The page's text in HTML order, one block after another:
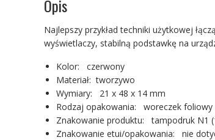
Opis
Najlepszy przykład techniki użytkowej
wyświetlaczy, stabilną podstawkę na
Kolor: czerwony
Materiał: tworzywo
Wymiary: 21 x 48 x 14 mm
Rodzaj opakowania: woreczek foliowy
Znakowanie produktu: tampodruk N1
Znakowanie etui/opakowania: nie